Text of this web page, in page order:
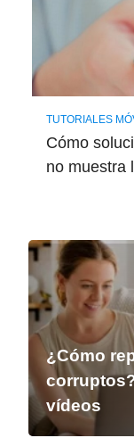
TUTORIALES
Cómo
no muestra
¿Cómo
vídeos